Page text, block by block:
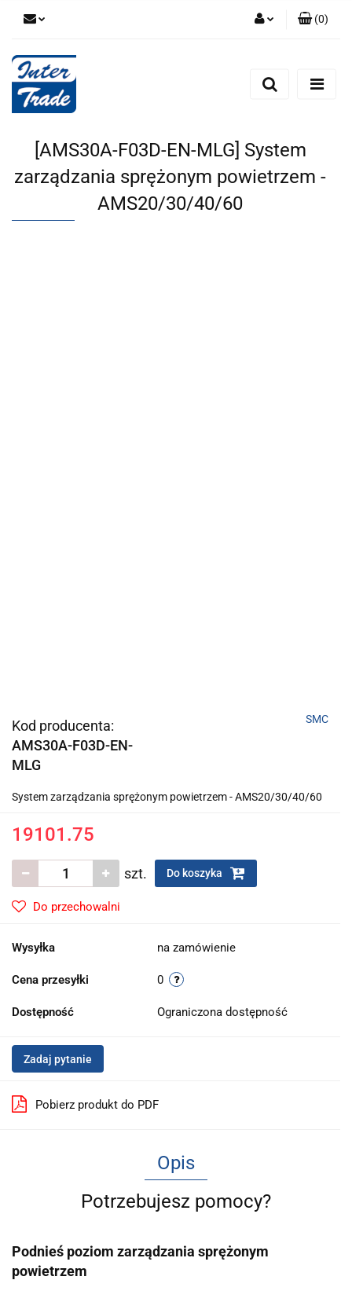
Zarejestruj się
(0)
[AMS30A-F03D-EN-MLG] System
zarządzania sprężonym powietrzem -
AMS20/30/40/60
Kod producenta:
AMS30A-F03D-EN-
MLG
SMC
System zarządzania sprężonym powietrzem - AMS20/30/40/60
19101.75
szt. Do koszyka
Do przechowalni
Wysyłka na zamówienie
Cena przesyłki 0
Dostępność Ograniczona dostępność
Zadaj pytanie
Pobierz produkt do PDF
Opis
Potrzebujesz pomocy?
Podnieś poziom zarządzania sprężonym
powietrzem